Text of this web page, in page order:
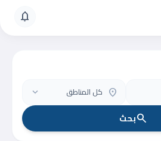
notifications
location_on كل المناطق expand_more
searchبحث